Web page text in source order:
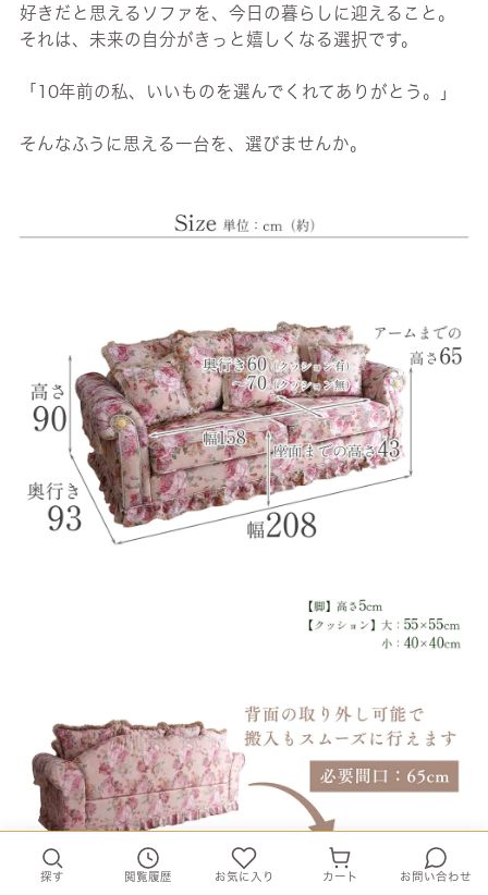
好きだと思えるソファを、今日の暮らしに迎えること。
それは、未来の自分がきっと嬉しくなる選択です。
「10年前の私、いいものを選んでくれてありがとう。」
そんなふうに思える一台を、選びませんか。
探す 閲覧履歴 お気に入り カート お問い合わせ